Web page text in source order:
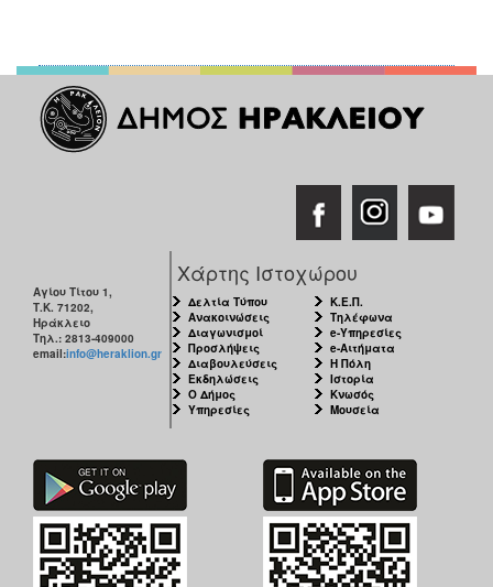
Αγίου Τίτου 1,
Τ.Κ. 71202,
Ηράκλειο
Τηλ.: 2813-409000
email:info@heraklion.gr
Χάρτης Ιστοχώρου
Δελτία Τύπου
Ανακοινώσεις
Διαγωνισμοί
Προσλήψεις
Διαβουλεύσεις
Εκδηλώσεις
Ο Δήμος
Υπηρεσίες
Κ.Ε.Π.
Τηλέφωνα
e-Υπηρεσίες
e-Αιτήματα
Η Πόλη
Ιστορία
Κνωσός
Μουσεία